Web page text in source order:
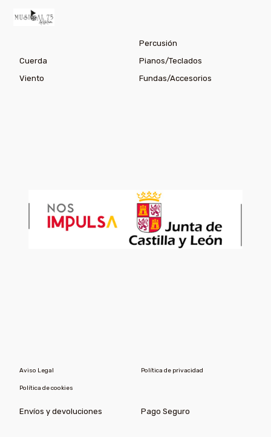
Percusión
Cuerda
Pianos/Teclados
Viento
Fundas/Accesorios
Aviso Legal Política de privacidad
Política de cookies
Envíos y devoluciones Pago Seguro